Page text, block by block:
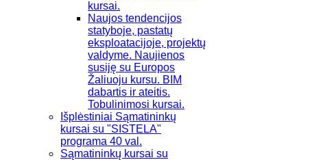
kursai.
Naujos tendencijos
statyboje, pastatų
eksploatacijoje, projektų
valdyme. Naujienos
susiję su Europos
Žaliuoju kursu. BIM
dabartis ir ateitis.
Tobulinimosi kursai.
Išplėstiniai Sąmatininkų
kursai su "SISTELA"
programa 40 val.
Sąmatininkų kursai su